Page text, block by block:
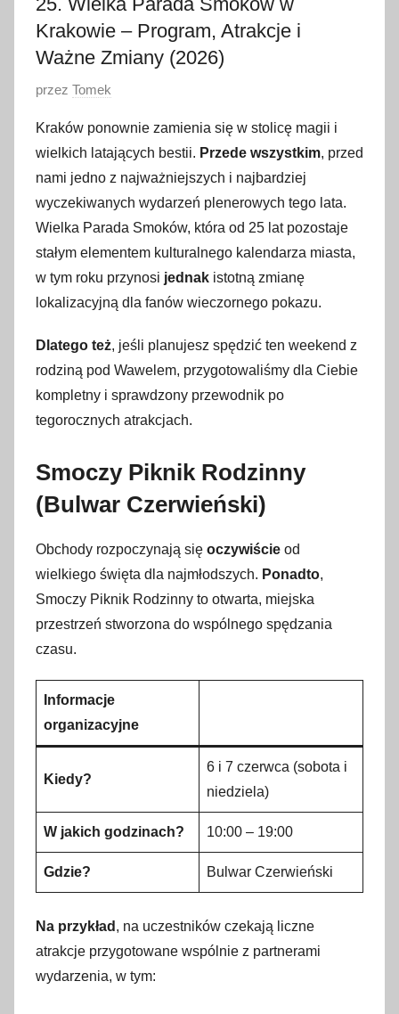
Krakowie – Program, Atrakcje i
Ważne Zmiany (2026)
O
u
b
l
i
k
o
w
a
o
5
c
z
w
c
2
0
2
6
przez Tomek
Kraków ponownie zamienia się w stolicę magii i
wielkich latających bestii. Przede wszystkim, przed
nami jedno z najważniejszych i najbardziej
wyczekiwanych wydarzeń plenerowych tego lata.
Wielka Parada Smoków, która od 25 lat pozostaje
stałym elementem kulturalnego kalendarza miasta,
w tym roku przynosi jednak istotną zmianę
lokalizacyjną dla fanów wieczornego pokazu.
Dlatego też, jeśli planujesz spędzić ten weekend z
rodziną pod Wawelem, przygotowaliśmy dla Ciebie
kompletny i sprawdzony przewodnik po
tegorocznych atrakcjach.
Smoczy Piknik Rodzinny
(Bulwar Czerwieński)
Obchody rozpoczynają się oczywiście od
wielkiego święta dla najmłodszych. Ponadto,
Smoczy Piknik Rodzinny to otwarta, miejska
przestrzeń stworzona do wspólnego spędzania
czasu.
Informacje
organizacyjne
Kiedy?
6 i 7 czerwca (sobota i
niedziela)
W jakich godzinach? 10:00 – 19:00
Gdzie? Bulwar Czerwieński
Na przykład , na uczestników czekają liczne
atrakcje przygotowane wspólnie z partnerami
wydarzenia, w tym: